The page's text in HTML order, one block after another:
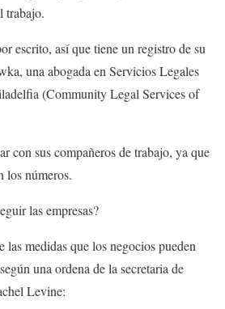
trabajo.
escrito, así que tiene un registro de su
una abogada en Servicios Legales
(Community Legal Services of
con sus compañeros de trabajo, ya que
los números.
las empresas?
las medidas que los negocios pueden
una ordena de la secretaria de
Levine: